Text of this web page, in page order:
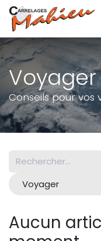
Se rendre au contenu
Voyager
Conseils pour vos
Voyager
Aucun